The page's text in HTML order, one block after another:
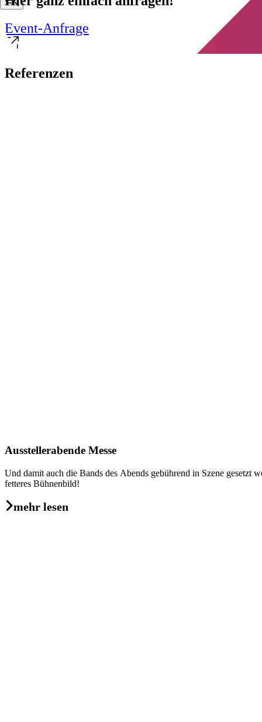
Event-Anfrage
Referenzen
Ausstellerabende Messe
Und damit auch die Bands des Abends gebührend in Szene gesetzt
fetteres Bühnenbild!
mehr lesen